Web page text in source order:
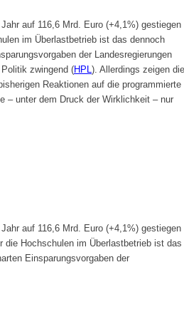
auf 116,6 Mrd. Euro (+4,1%) gestiegen
im Überlastbetrieb ist das dennoch
der Landesregierungen
zwingend (HPL ). Allerdings zeigen die
Reaktionen auf die programmierte
– unter dem Druck der Wirklichkeit – nur
auf 116,6 Mrd. Euro (+4,1%) gestiegen
die Hochschulen im Überlastbetrieb ist das
Einsparungsvorgaben der